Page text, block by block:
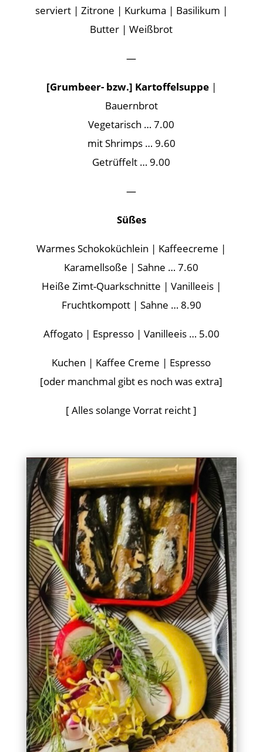
serviert | Zitrone | Kurkuma | Basilikum |
Butter | Weißbrot
—
[Grumbeer- bzw.] Kartoffelsuppe|
Bauernbrot
Vegetarisch … 7.00
mit Shrimps … 9.60
Getrüffelt … 9.00
—
Süßes
Warmes Schokoküchlein | Kaffeecreme |
Karamellsoße | Sahne … 7.60
Heiße Zimt-Quarkschnitte | Vanilleeis |
Fruchtkompott | Sahne … 8.90
Affogato | Espresso | Vanilleeis … 5.00
Kuchen | Kaffee Creme | Espresso
[oder manchmal gibt es noch was extra]
[ Alles solange Vorrat reicht ]